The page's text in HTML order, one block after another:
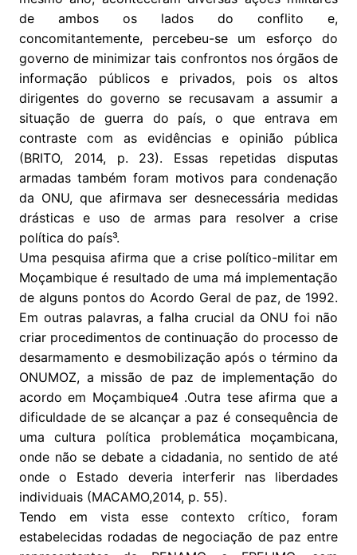
de ambos os lados do conflito e,
concomitantemente, percebeu-se um esforço do
governo de minimizar tais confrontos nos órgãos de
informação públicos e privados, pois os altos
dirigentes do governo se recusavam a assumir a
situação de guerra do país, o que entrava em
contraste com as evidências e opinião pública
(BRITO, 2014, p. 23). Essas repetidas disputas
armadas também foram motivos para condenação
da ONU, que afirmava ser desnecessária medidas
drásticas e uso de armas para resolver a crise
política do país³.
Uma pesquisa afirma que a crise político-militar em
Moçambique é resultado de uma má implementação
de alguns pontos do Acordo Geral de paz, de 1992.
Em outras palavras, a falha crucial da ONU foi não
criar procedimentos de continuação do processo de
desarmamento e desmobilização após o término da
ONUMOZ, a missão de paz de implementação do
acordo em Moçambique4 .Outra tese afirma que a
dificuldade de se alcançar a paz é consequência de
uma cultura política problemática moçambicana,
onde não se debate a cidadania, no sentido de até
onde o Estado deveria interferir nas liberdades
individuais (MACAMO,2014, p. 55).
Tendo em vista esse contexto crítico, foram
estabelecidas rodadas de negociação de paz entre